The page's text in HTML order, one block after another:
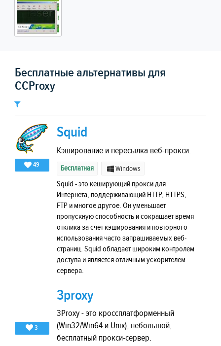
Бесплатные альтернативы для
CCProxy
49
Squid
Кэширование и пересылка веб-прокси.
Бесплатная Windows
Squid - это кеширующий прокси для
Интернета, поддерживающий HTTP, HTTPS,
FTP и многое другое. Он уменьшает
пропускную способность и сокращает время
отклика за счет кэширования и повторного
использования часто запрашиваемых веб-
страниц. Squid обладает широким контролем
доступа и является отличным ускорителем
сервера.
3
3proxy
3Proxy - это кроссплатформенный
(Win32/Win64 и Unix), небольшой,
бесплатный прокси-сервер.